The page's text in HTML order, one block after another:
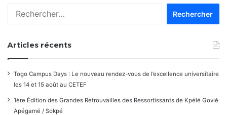
Articles récents
Togo Campus Days : Le nouveau rendez-vous de l’excellence universitaire
les 14 et 15 août au CETEF
1ère Édition des Grandes Retrouvailles des Ressortissants de Kpélé Govié
Apégamé / Sokpé